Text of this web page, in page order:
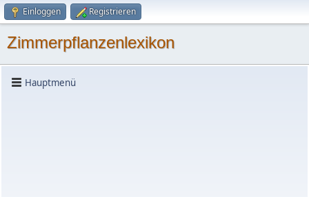
Einloggen Registrieren
Zimmerpflanzenlexikon
Hauptmenü